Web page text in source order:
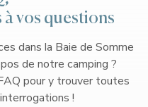
vos questions
dans la Baie de Somme
de notre camping ?
pour y trouver toutes
!